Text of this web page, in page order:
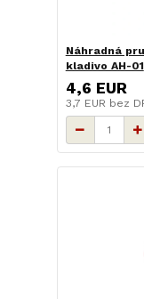
Náhradná
kladivo AH-01
4,6 EUR
3,7 EUR bez